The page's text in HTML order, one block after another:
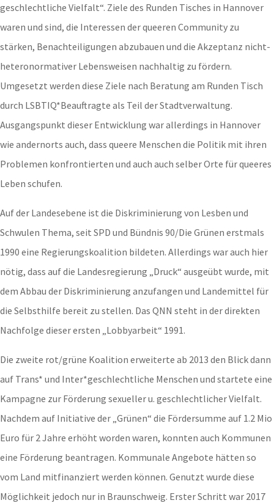
geschlechtliche Vielfalt“. Ziele des Runden Tisches in Hannover
waren und sind, die Interessen der queeren Community zu
stärken, Benachteiligungen abzubauen und die Akzeptanz nicht-
heteronormativer Lebensweisen nachhaltig zu fördern.
Umgesetzt werden diese Ziele nach Beratung am Runden Tisch
durch LSBTIQ*Beauftragte als Teil der Stadtverwaltung.
Ausgangspunkt dieser Entwicklung war allerdings in Hannover
wie andernorts auch, dass queere Menschen die Politik mit ihren
Problemen konfrontierten und auch auch selber Orte für queeres
Leben schufen.
Auf der Landesebene ist die Diskriminierung von Lesben und
Schwulen Thema, seit SPD und Bündnis 90/Die Grünen erstmals
1990 eine Regierungskoalition bildeten. Allerdings war auch hier
nötig, dass auf die Landesregierung „Druck“ ausgeübt wurde, mit
dem Abbau der Diskriminierung anzufangen und Landemittel für
die Selbsthilfe bereit zu stellen. Das QNN steht in der direkten
Nachfolge dieser ersten „Lobbyarbeit“ 1991.
Die zweite rot/grüne Koalition erweiterte ab 2013 den Blick dann
auf Trans* und Inter*geschlechtliche Menschen und startete eine
Kampagne zur Förderung sexueller u. geschlechtlicher Vielfalt.
Nachdem auf Initiative der „Grünen“ die Fördersumme auf 1.2 Mio
Euro für 2 Jahre erhöht worden waren, konnten auch Kommunen
eine Förderung beantragen. Kommunale Angebote hätten so
vom Land mitfinanziert werden können. Genutzt wurde diese
Möglichkeit jedoch nur in Braunschweig. Erster Schritt war 2017